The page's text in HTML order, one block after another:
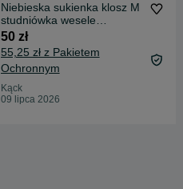
Niebieska sukienka klosz M
studniówka wesele
rozkloszowana granatowa
50 zł
55,25 zł z Pakietem
Ochronnym
Kąck
09 lipca 2026